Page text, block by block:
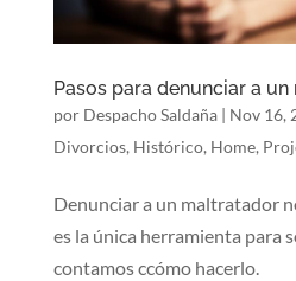
Pasos para denunciar a
por Despacho Saldaña| Nov 16,
Divorcios, Histórico, Home,
Denunciar a un maltratador
es la única herramienta para
contamos ccómo hacerlo.